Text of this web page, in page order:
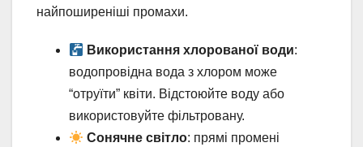
найпоширеніші промахи.
Використання хлорованої води:
водопровідна вода з хлором може
“отруїти” квіти. Відстоюйте воду або
використовуйте фільтровану.
Сонячне світло: прямі промені